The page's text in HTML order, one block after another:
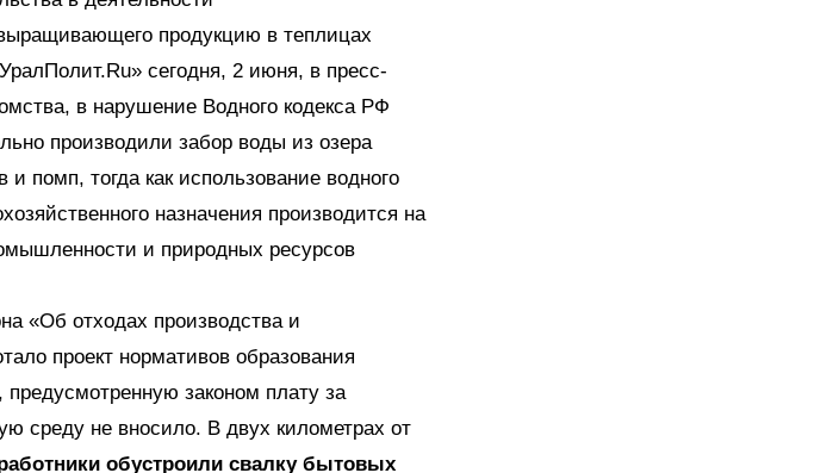
продукцию в теплицах
сегодня, 2 июня, в пресс-
в нарушение Водного кодекса РФ
производили забор воды из озера
помп, тогда как использование водного
назначения производится на
и природных ресурсов
«Об отходах производства и
проект нормативов образования
законом плату за
среду не вносило. В двух километрах от
обустроили свалку бытовых